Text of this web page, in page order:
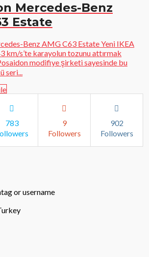
Mercedes-Benz
Estate
Benz AMG C63 Estate Yeni IKEA
km/s’te karayolun tozunu attırmak
modifiye şirketi sayesinde bu
seri...
783
9
Followers
902
Followers
or username